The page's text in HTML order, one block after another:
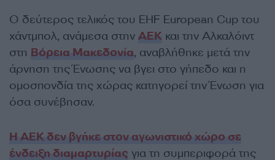
Ο δεύτερος τελικός του EHF European Cup του
χάντμπολ, ανάμεσα στην ΑΕΚ και την Αλκαλόιντ
στη Βόρεια Μακεδονία, αναβλήθηκε μετά την
άρνηση της Ένωσης να βγει στο γήπεδο και η
ομοσπονδία της χώρας κατηγορεί την Ένωση για
όσα συνέβησαν.
Η ΑΕΚ δεν βγήκε στον αγωνιστικό χώρο σε
ένδειξη διαμαρτυρίας για τη συμπεριφορά της